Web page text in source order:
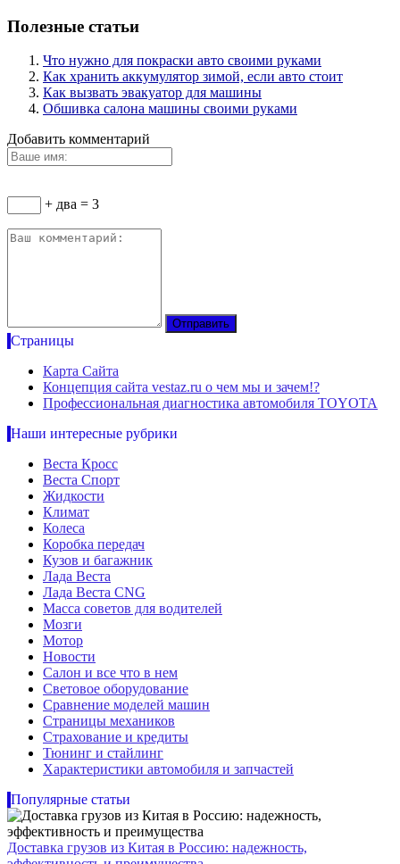
Полезные статьи
Что нужно для покраски авто своими руками
Как хранить аккумулятор зимой, если авто стоит
Как вызвать эвакуатор для машины
Обшивка салона машины своими руками
Добавить комментарий
+ два = 3
Страницы
Карта Сайта
Концепция сайта vestaz.ru о чем мы и зачем!?
Профессиональная диагностика автомобиля TOYOTA
Наши интересные рубрики
Веста Кросс
Веста Спорт
Жидкости
Климат
Колеса
Коробка передач
Кузов и багажник
Лада Веста
Лада Веста CNG
Масса советов для водителей
Мозги
Мотор
Новости
Салон и все что в нем
Световое оборудование
Сравнение моделей машин
Страницы механиков
Страхование и кредиты
Тюнинг и стайлинг
Характеристики автомобиля и запчастей
Популярные статьи
Доставка грузов из Китая в Россию: надежность,